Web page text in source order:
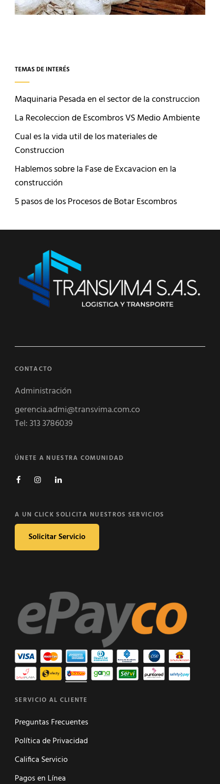
TEMAS DE INTERÉS
Maquinaria Pesada en el sector de la construccion
La Recoleccion de Escombros VS Medio Ambiente
Cual es la vida util de los materiales de
Construccion
Hablemos sobre la Fase de Excavacion en la
construcción
5 pasos de los Procesos de Botar Escombros
CONTACTO
Administración
gerencia.admi@transvima.com.co
Tel: 313 3786039
ÚNETE A NUESTRA COMUNIDAD
A UN CLICK SOLICITA NUESTROS SERVICIOS
Solicitar Servicio
SERVICIO AL CLIENTE
Preguntas Frecuentes
Política de Privacidad
Califica Servicio
Pagos en Línea